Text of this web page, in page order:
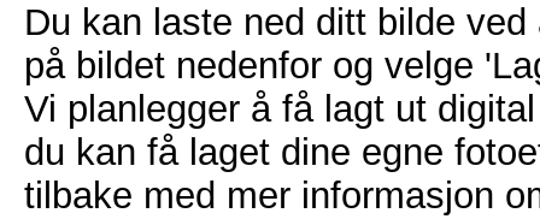
Du kan laste ned ditt bilde
på bildet nedenfor og velge
Vi planlegger å få lagt ut
du kan få laget dine egne
tilbake med mer informasjon